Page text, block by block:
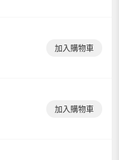
加入購物車
加入購物車